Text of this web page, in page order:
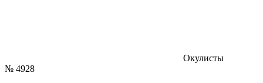
Окулисты
№ 4928